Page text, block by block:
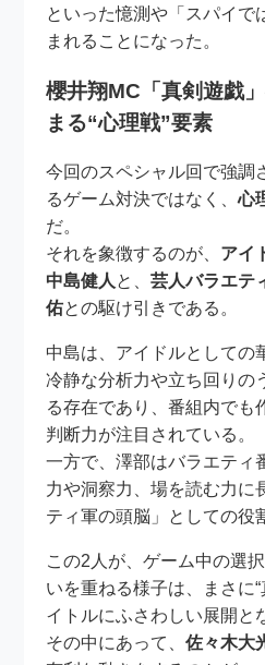
といった憶測や「スパイで
まれることになった。
櫻井翔MC「真剣遊戯
まる“心理戦”要素
今回のスペシャル回で強調
るゲーム対決ではなく、心
だ。
それを象徴するのが、 アイ
中島健人 と、芸人バラエテ
佑との駆け引きである。
中島は、アイドルとしての
冷静な分析力や立ち回りの
る存在であり、番組内でも
判断力が注目されている。
一方で、澤部はバラエティ
力や洞察力、場を読む力に
ティ軍の頭脳」としての役
この2人が、ゲーム中の選
いを重ねる様子は、まさに
イトルにふさわしい展開と
その中にあって、佐々木大